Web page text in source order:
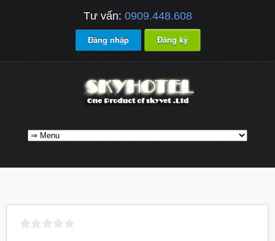
Tư vấn: 0909.448.608
Đăng nhập Đăng ký